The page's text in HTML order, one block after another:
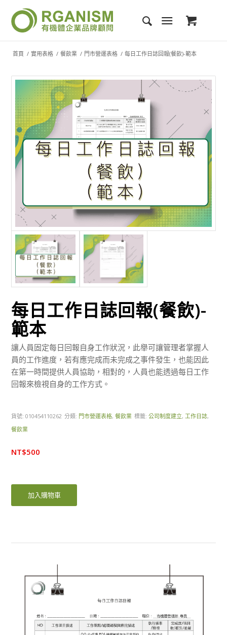
首頁 / 實用表格 / 餐飲業 / 門市營運表格 / 每日工作日誌回報(餐飲)-範本
每日工作日誌回報(餐飲)-
範本
讓人員固定每日回報自身工作狀況，此舉可讓管理者掌握人
員的工作進度，若有應完成而未完成之事件發生，也能因此
在第一時間提供人員協助，相對的，人員也能透過每日工作
回報來檢視自身的工作方式。
貨號: 010454110262 分類: 門市營運表格,餐飲業 標籤:公司制度建立, 工作日誌,
餐飲業
NT$500
加入購物車